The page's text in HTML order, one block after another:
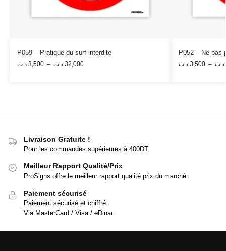
P059 – Pratique du surf interdite
3,500 د.ت – 32,000 د.ت
P052 – Ne pas
3,500 د.ت – د.ت
Livraison Gratuite !
Pour les commandes supérieures à 400DT.
Meilleur Rapport Qualité/Prix
ProSigns offre le meilleur rapport qualité prix du marché.
Paiement sécurisé
Paiement sécurisé et chiffré.
Via MasterCard / Visa / eDinar.